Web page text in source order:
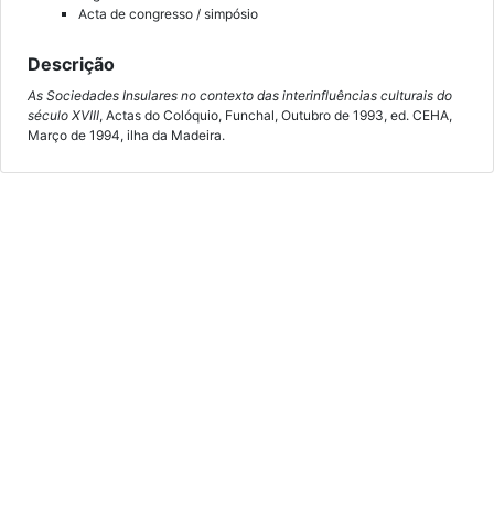
Acta de congresso / simpósio
Descrição
As Sociedades Insulares no contexto das interinfluências culturais do
século XVIII, Actas do Colóquio, Funchal, Outubro de 1993, ed. CEHA,
Março de 1994, ilha da Madeira.